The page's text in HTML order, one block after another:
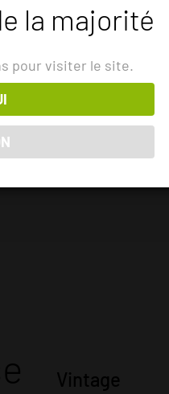
Vintage
la majorité
pour visiter le site.